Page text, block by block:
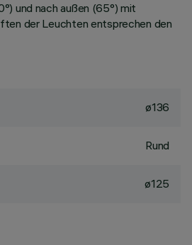
und nach außen (65°) mit
der Leuchten entsprechen den
ø136
Rund
ø125